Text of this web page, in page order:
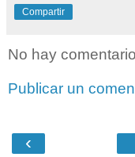
Compartir
No hay
Publicar un
‹